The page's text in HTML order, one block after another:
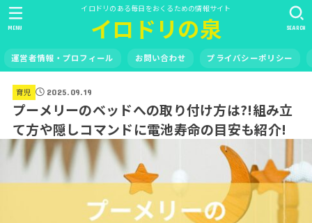
イロドリのある毎日をおくるための情報サイト
イロドリの泉
運営者情報・プロフィール お問い合わせ プライバシーポリシー
SEARCH
MENU
育児 2025.09.19
プーメリーのベッドへの取り付け方は?!組み立
て方や隠しコマンドに電池寿命の目安も紹介!